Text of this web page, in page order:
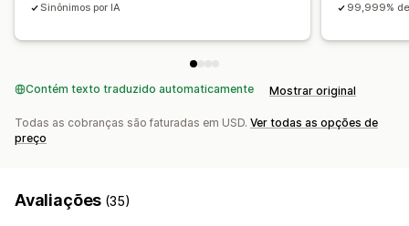
Sinônimos por IA
99,999%
Contém texto traduzido automaticamente Mostrar original
Todas as cobranças são faturadas em USD. Ver todas as opções de
preço
Avaliações (35)